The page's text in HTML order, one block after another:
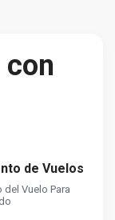
con
de Vuelos
del Vuelo Para